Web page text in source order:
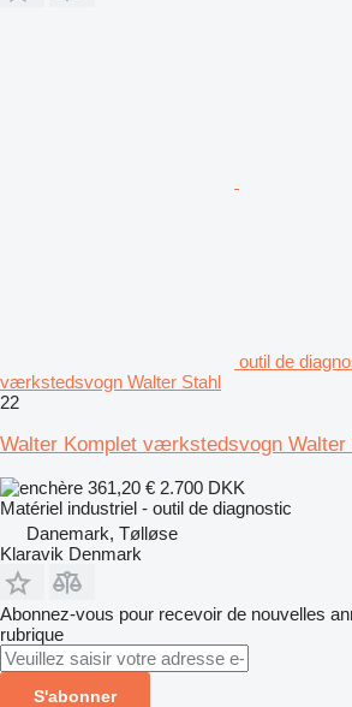
outil de
værkstedsvogn Walter Stahl
22
Walter Komplet værkstedsvogn Walter
361,20 € 2.700 DKK
Matériel industriel - outil de diagnostic
Danemark, Tølløse
Klaravik Denmark
Abonnez-vous pour recevoir de nouvelles
rubrique
S'abonner